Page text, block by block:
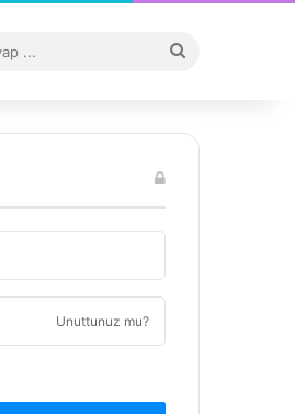
...
Unuttunuz mu?